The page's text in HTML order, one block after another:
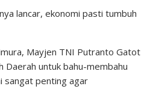
lancar, ekonomi pasti tumbuh
Mayjen TNI Putranto Gatot
Daerah untuk bahu-membahu
sangat penting agar